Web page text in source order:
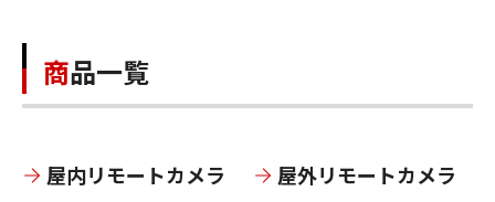
商品一覧
屋内リモートカメラ 屋外リモートカメラ